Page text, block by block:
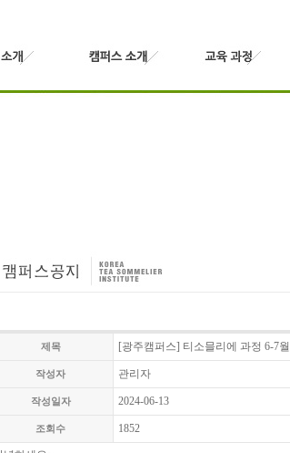
제목 [광주캠퍼스] 티소믈리에 과정 6-7
작성자 관리자
작성일자 2024-06-13
조회수 1852